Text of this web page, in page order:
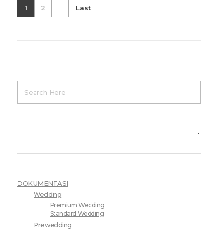
1 2 Last
DOKUMENTASI
Wedding
Premium Wedding
Standard Wedding
Prewedding